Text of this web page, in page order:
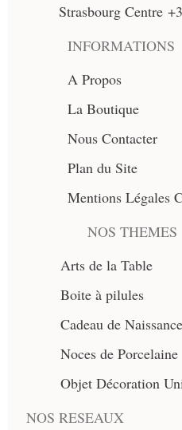
Strasbourg Centre
INFORMATIONS
A Propos
La Boutique
Nous Contacter
Plan du Site
Mentions Légales
NOS THEMES
Arts de la Table
Boite à pilules
Cadeau de Naissance
Noces de Porcelaine
Objet Décoration
NOS RESEAUX